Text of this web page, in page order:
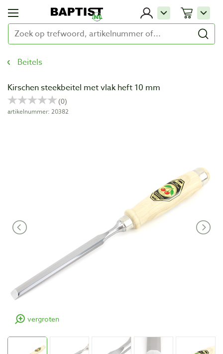
Beitels
Kirschen steekbeitel met vlak heft 10 mm
artikelnummer: 20382
vergroten